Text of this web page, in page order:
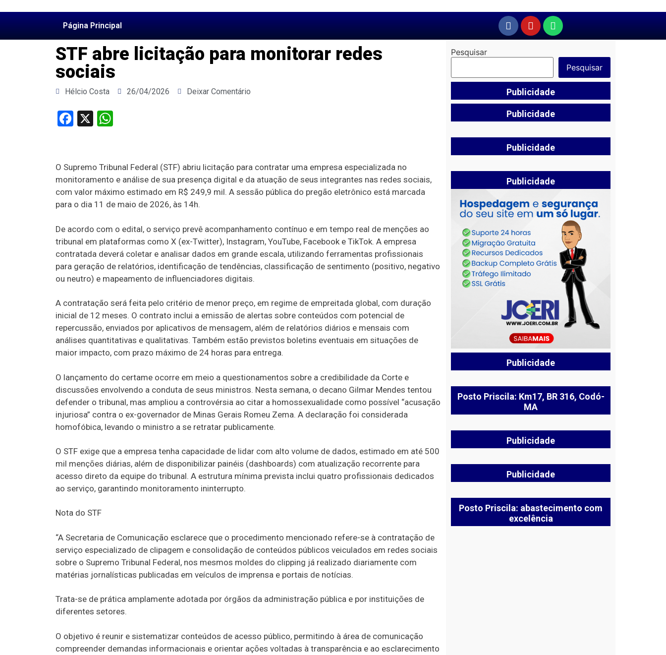
Página Principal
STF abre licitação para monitorar redes
sociais
Hélcio Costa 26/04/2026 Deixar Comentário
Facebook
X
O Supremo Tribunal Federal (STF) abriu licitação para contratar uma empresa especializada no
monitoramento e análise de sua presença digital e da atuação de seus integrantes nas redes sociais,
com valor máximo estimado em R$ 249,9 mil. A sessão pública do pregão eletrônico está marcada
para o dia 11 de maio de 2026, às 14h.
De acordo com o edital, o serviço prevê acompanhamento contínuo e em tempo real de menções ao
tribunal em plataformas como X (ex-Twitter), Instagram, YouTube, Facebook e TikTok. A empresa
contratada deverá coletar e analisar dados em grande escala, utilizando ferramentas profissionais
para geração de relatórios, identificação de tendências, classificação de sentimento (positivo, negativo
ou neutro) e mapeamento de influenciadores digitais.
A contratação será feita pelo critério de menor preço, em regime de empreitada global, com duração
inicial de 12 meses. O contrato inclui a emissão de alertas sobre conteúdos com potencial de
repercussão, enviados por aplicativos de mensagem, além de relatórios diários e mensais com
análises quantitativas e qualitativas. Também estão previstos boletins eventuais em situações de
maior impacto, com prazo máximo de 24 horas para entrega.
O lançamento do certame ocorre em meio a questionamentos sobre a credibilidade da Corte e
discussões envolvendo a conduta de seus ministros. Nesta semana, o decano Gilmar Mendes tentou
defender o tribunal, mas ampliou a controvérsia ao citar a homossexualidade como possível “acusação
injuriosa” contra o ex-governador de Minas Gerais Romeu Zema. A declaração foi considerada
homofóbica, levando o ministro a se retratar publicamente.
O STF exige que a empresa tenha capacidade de lidar com alto volume de dados, estimado em até 500
mil menções diárias, além de disponibilizar painéis (dashboards) com atualização recorrente para
acesso direto da equipe do tribunal. A estrutura mínima prevista inclui quatro profissionais dedicados
ao serviço, garantindo monitoramento ininterrupto.
Nota do STF
“A Secretaria de Comunicação esclarece que o procedimento mencionado refere-se à contratação de
serviço especializado de clipagem e consolidação de conteúdos públicos veiculados em redes sociais
sobre o Supremo Tribunal Federal, nos mesmos moldes do clipping já realizado diariamente com
matérias jornalísticas publicadas em veículos de imprensa e portais de notícias.
Trata-se de prática amplamente adotada por órgãos da administração pública e por instituições de
diferentes setores.
O objetivo é reunir e sistematizar conteúdos de acesso público, permitindo à área de comunicação
compreender demandas informacionais e orientar ações voltadas à transparência e ao esclarecimento
Pesquisar
Pesquisar
Publicidade
Publicidade
Publicidade
Publicidade
Publicidade
Posto Priscila: Km17, BR 316, Codó-
MA
Publicidade
Publicidade
Posto Priscila: abastecimento com
excelência